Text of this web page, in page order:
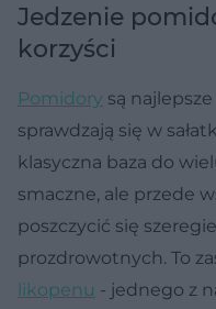
Jedzenie
korzyści
Pomidory są
sprawdzają się w
klasyczna baza do
smaczne, ale przede
poszczycić się
prozdrowotnych. To
likopenu - jednego z